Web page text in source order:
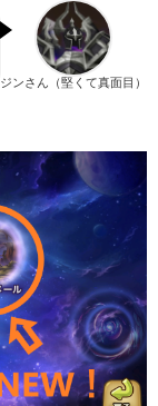
ジンさん（堅くて真面目）